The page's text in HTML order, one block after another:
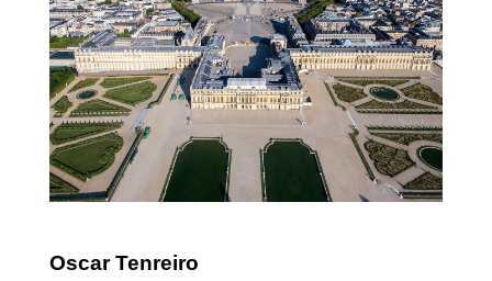
Oscar Tenreiro